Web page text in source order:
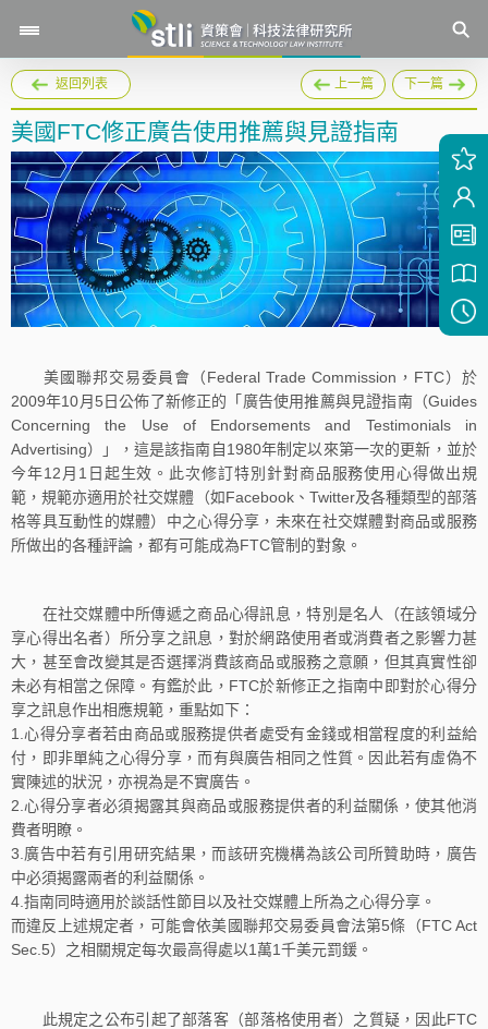
返回列表 上一篇 下一篇
美國FTC修正廣告使用推薦與見證指南
美國聯邦交易委員會（Federal Trade Commission，FTC）於
2009年10月5日公佈了新修正的「廣告使用推薦與見證指南（Guides
Concerning the Use of Endorsements and Testimonials in
Advertising）」，這是該指南自1980年制定以來第一次的更新，並於
今年12月1日起生效。此次修訂特別針對商品服務使用心得做出規
範，規範亦適用於社交媒體（如Facebook、Twitter及各種類型的部落
格等具互動性的媒體）中之心得分享，未來在社交媒體對商品或服務
所做出的各種評論，都有可能成為FTC管制的對象。
在社交媒體中所傳遞之商品心得訊息，特別是名人（在該領域分
享心得出名者）所分享之訊息，對於網路使用者或消費者之影響力甚
大，甚至會改變其是否選擇消費該商品或服務之意願，但其真實性卻
未必有相當之保障。有鑑於此，FTC於新修正之指南中即對於心得分
享之訊息作出相應規範，重點如下：
1.心得分享者若由商品或服務提供者處受有金錢或相當程度的利益給
付，即非單純之心得分享，而有與廣告相同之性質。因此若有虛偽不
實陳述的狀況，亦視為是不實廣告。
2.心得分享者必須揭露其與商品或服務提供者的利益關係，使其他消
費者明瞭。
3.廣告中若有引用研究結果，而該研究機構為該公司所贊助時，廣告
中必須揭露兩者的利益關係。
4.指南同時適用於談話性節目以及社交媒體上所為之心得分享。
而違反上述規定者，可能會依美國聯邦交易委員會法第5條（FTC Act
Sec.5）之相關規定每次最高得處以1萬1千美元罰鍰。
此規定之公布引起了部落客（部落格使用者）之質疑，因此FTC